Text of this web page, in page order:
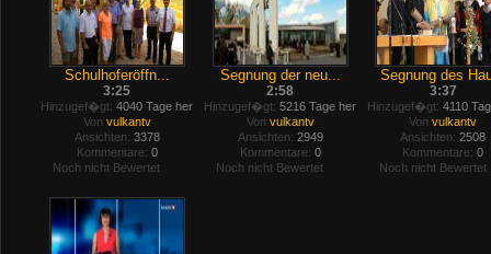
Schulhoferöffn...
3:25
Hinzugef�gt: 4040 Tage her
Von vulkantv
Ansichten: 3378
Kommentare: 0
Noch nicht Bewertet
Segnung der neu...
2:58
Hinzugef�gt: 5216 Tage her
Von vulkantv
Ansichten: 2949
Kommentare: 0
Noch nicht Bewertet
Segnung des
3:37
Hinzugef�gt: 4110
Von vulkantv
Ansichten: 2508
Kommentare: 0
Noch nicht Bewertet